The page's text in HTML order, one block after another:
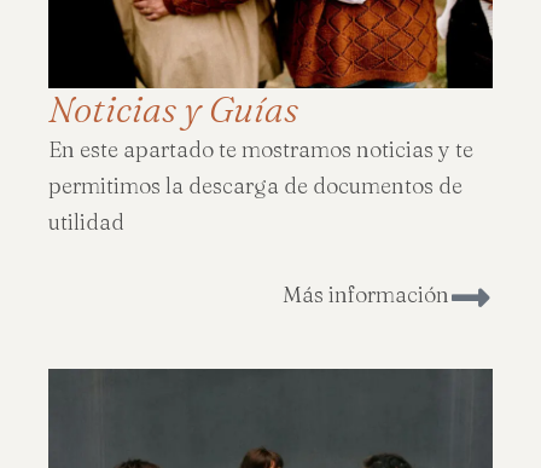
Noticias y Guías
En este apartado te mostramos noticias y te
permitimos la descarga de documentos de
utilidad
Más información